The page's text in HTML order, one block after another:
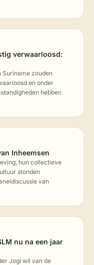
verwaarloosd:
Suriname zouden
en onder
hebben
Inheemsen
hun collectieve
stonden
van
nu na een jaar
Jogi wil van de